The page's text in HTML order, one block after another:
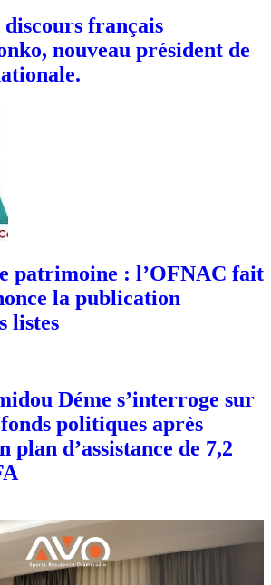
français
nouveau président de
patrimoine : l’OFNAC fait
la publication
listes
Déme s’interroge sur
politiques après
plan d’assistance de 7,2